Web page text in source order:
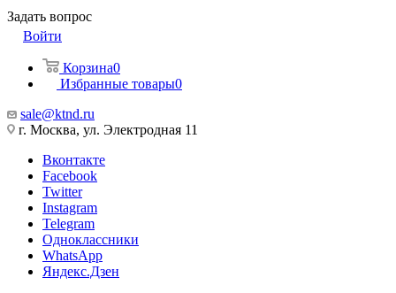
Задать вопрос
Войти
Корзина0
Избранные товары0
sale@ktnd.ru
г. Москва, ул. Электродная 11
Вконтакте
Facebook
Twitter
Instagram
Telegram
Одноклассники
WhatsApp
Яндекс.Дзен